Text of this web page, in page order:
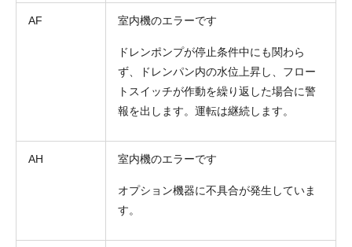
AF 室内機のエラーです
ドレンポンプが停止条件中にも関わら
ず、ドレンパン内の水位上昇し、フロー
トスイッチが作動を繰り返した場合に警
報を出します。運転は継続します。
AH 室内機のエラーです
オプション機器に不具合が発生していま
す。